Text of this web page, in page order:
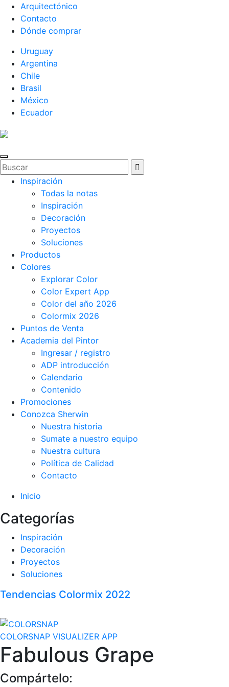
Arquitectónico
Contacto
Dónde comprar
Uruguay
Argentina
Chile
Brasil
México
Ecuador
Inspiración
Todas la notas
Inspiración
Decoración
Proyectos
Soluciones
Productos
Colores
Explorar Color
Color Expert App
Color del año 2026
Colormix 2026
Puntos de Venta
Academia del Pintor
Ingresar / registro
ADP introducción
Calendario
Contenido
Promociones
Conozca Sherwin
Nuestra historia
Sumate a nuestro equipo
Nuestra cultura
Política de Calidad
Contacto
Inicio
Categorías
Inspiración
Decoración
Proyectos
Soluciones
Tendencias Colormix 2022
COLORSNAP VISUALIZER APP
Fabulous Grape
Compártelo: